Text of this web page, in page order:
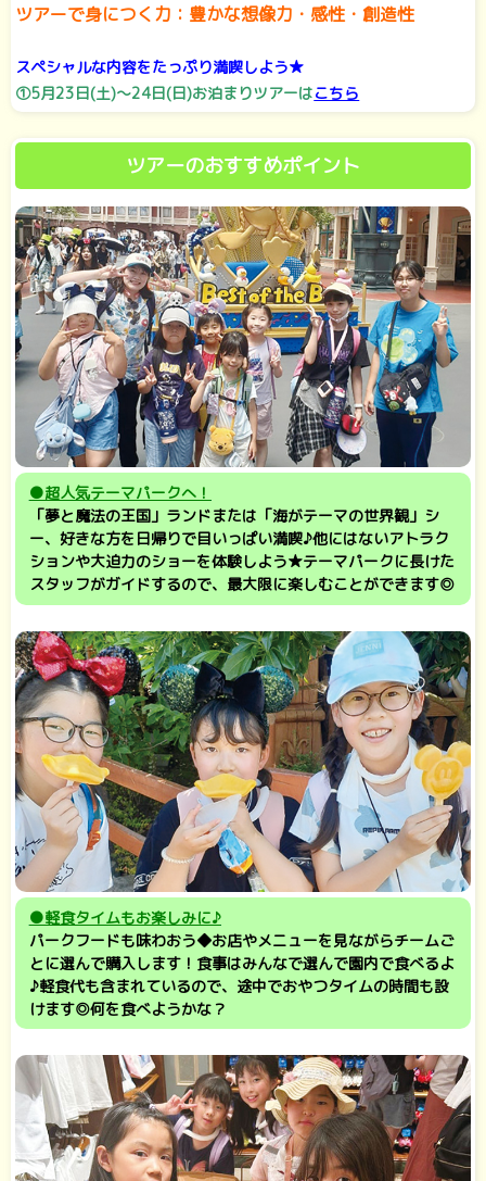
ツアーで身につく力：豊かな想像力・感性・創造性
スペシャルな内容をたっぷり満喫しよう★
①5月23日(土)～24日(日)お泊まりツアーはこちら
ツアーのおすすめポイント
●超人気テーマパークへ！
「夢と魔法の王国」ランドまたは「海がテーマの世界観」シ
ー、好きな方を日帰りで目いっぱい満喫♪他にはないアトラク
ションや大迫力のショーを体験しよう★テーマパークに長けた
スタッフがガイドするので、最大限に楽しむことができます◎
●軽食タイムもお楽しみに♪
パークフードも味わおう◆お店やメニューを見ながらチームご
とに選んで購入します！食事はみんなで選んで園内で食べるよ
♪軽食代も含まれているので、途中でおやつタイムの時間も設
けます◎何を食べようかな？